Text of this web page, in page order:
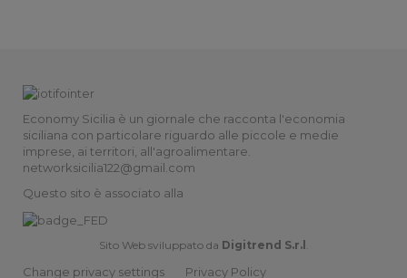
Economy Sicilia è un giornale che racconta l'economia
siciliana con particolare riguardo alle piccole e medie
imprese, ai territori, all'agroalimentare.
networksicilia122@gmail.com
Questo sito è associato alla
Sito Web sviluppato da Digitrend S.r.l
Change privacy settings Privacy Policy